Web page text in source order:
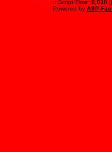
.: Script-Time: 0,030||
Powered by ASP-